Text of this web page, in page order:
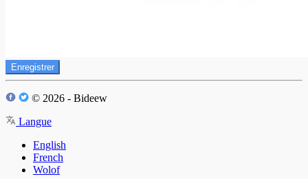
Enregistrer
© 2026 - Bideew
Langue
English
French
Wolof